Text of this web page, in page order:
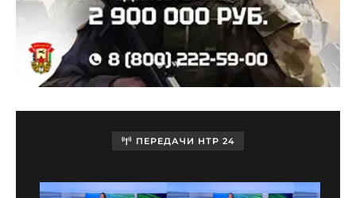
ПЕРЕДАЧИ НТР 24